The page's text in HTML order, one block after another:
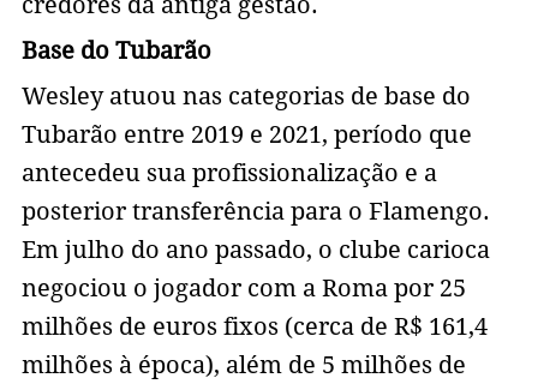
Base do Tubarão
Wesley atuou nas categorias de base do
Tubarão entre 2019 e 2021, período que
antecedeu sua profissionalização e a
posterior transferência para o Flamengo.
Em julho do ano passado, o clube carioca
negociou o jogador com a Roma por 25
milhões de euros fixos (cerca de R$ 161,4
milhões à época), além de 5 milhões de